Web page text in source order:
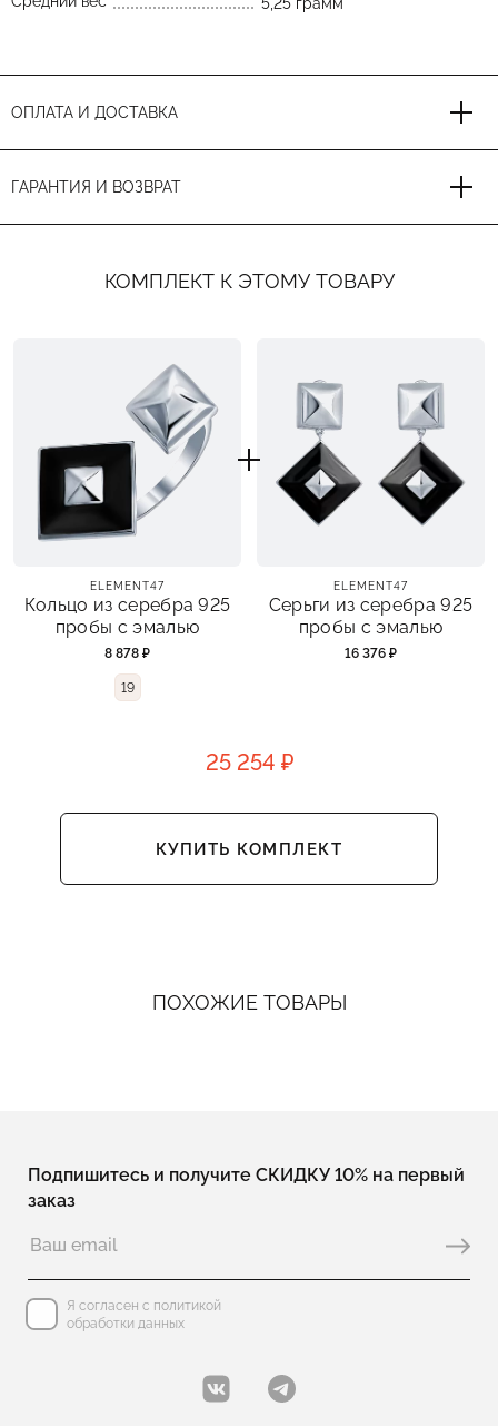
ОПЛАТА И ДОСТАВКА
ГАРАНТИЯ И ВОЗВРАТ
КОМПЛЕКТ К ЭТОМУ ТОВАРУ
ELEMENT47
Кольцо из серебра 925
пробы с эмалью
8 878 ₽
19
ELEMENT47
Серьги из серебра 925
пробы с эмалью
16 376 ₽
25 254 ₽
КУПИТЬ КОМПЛЕКТ
ПОХОЖИЕ ТОВАРЫ
Подпишитесь и получите СКИДКУ 10% на первый
заказ
Я согласен с политикой
обработки данных